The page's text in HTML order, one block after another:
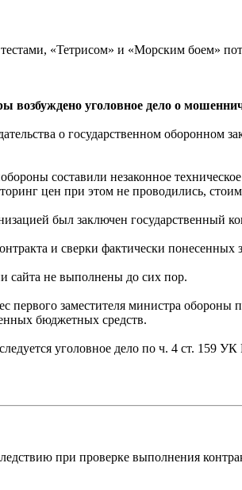
«Тетрисом» и «Морским боем»
возбуждено уголовное дело о
о государственном
составили незаконное
цен при этом не проводились,
был заключен государственный
и сверки фактически
сайта не выполнены до сих пор.
первого заместителя министра
бюджетных средств.
уголовное дело по ч. 4 ст. 159
при проверке выполнения